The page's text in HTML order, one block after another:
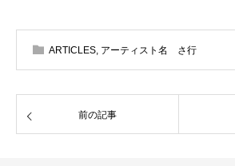
ARTICLES, アーティスト名 さ行
前の記事